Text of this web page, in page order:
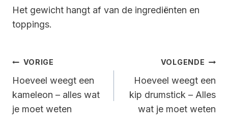
Het gewicht hangt af van de ingrediënten en
toppings.
Bericht
Navigatie
VORIGE
Hoeveel weegt een
kameleon – alles wat
je moet weten
VOLGENDE
Hoeveel weegt een
kip drumstick – Alles
wat je moet weten